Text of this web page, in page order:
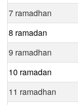
7 ramadhan
8 ramadan
9 ramadhan
10 ramadan
11 ramadhan